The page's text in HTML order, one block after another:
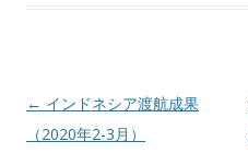
投
稿
← インドネシア渡航成果
（2020年2-3月）